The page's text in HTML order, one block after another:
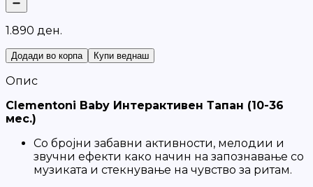
1.890 ден.
Додади во корпа Купи веднаш
Опис
Clementoni Baby Интерактивен Тапан (10-36
мес.)
Со бројни забавни активности, мелодии и
звучни ефекти како начин на запознавање со
музиката и стекнување на чувство за ритам.